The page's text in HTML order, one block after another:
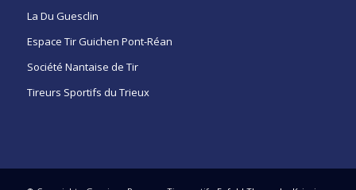
La Du Guesclin
Espace Tir Guichen Pont-Réan
Société Nantaise de Tir
Tireurs Sportifs du Trieux